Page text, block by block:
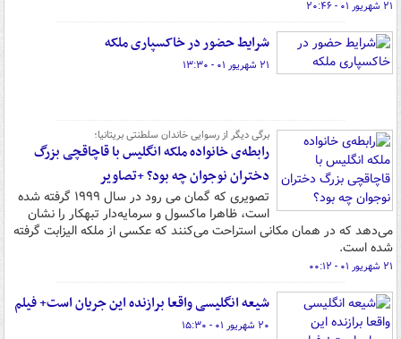
۲۱ شهریور ۰۱ - ۲۰:۴۶
شرایط حضور در خاکسپاری ملکه
۲۱ شهریور ۰۱ - ۱۳:۳۰
برگی دیگر از رسوایی خاندان سلطنتی بریتانیا؛
رابطه‌ی خانواده‌ ملکه انگلیس با قاچاقچی بزرگ
دختران نوجوان چه بود؟ +تصاویر
تصویری که گمان می رود در سال ۱۹۹۹ گرفته شده
است، ظاهرا ماکسول و سرمایه‌دار تبهکار را نشان
می‌دهد که در همان مکانی استراحت می‌کنند که عکسی از ملکه الیزابت گرفته
شده است.
۲۱ شهریور ۰۱ - ۰۰:۱۲
شیعه انگلیسی واقعا برازنده این جریان است+ فیلم
۲۰ شهریور ۰۱ - ۱۵:۳۰